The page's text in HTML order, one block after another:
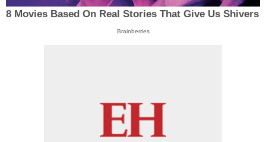
8 Movies Based On Real Stories That Give Us Shivers
Brainberries